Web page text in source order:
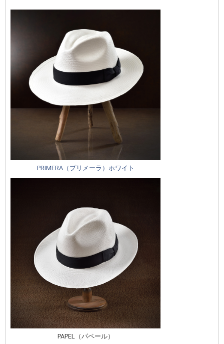
PRIMERA（プリメーラ）ホワイト
PAPEL（パペール）